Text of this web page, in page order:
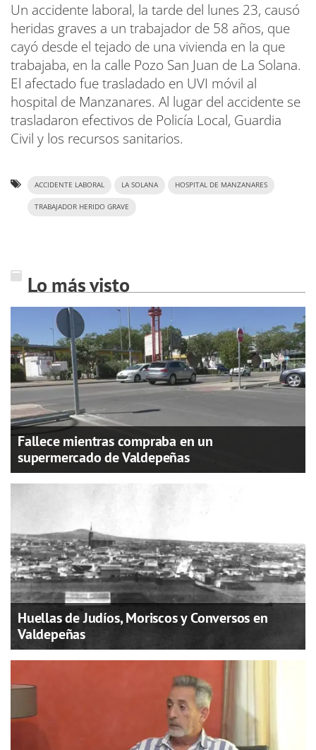
Un accidente laboral, la tarde del lunes 23, causó
heridas graves a un trabajador de 58 años, que
cayó desde el tejado de una vivienda en la que
trabajaba, en la calle Pozo San Juan de La Solana.
El afectado fue trasladado en UVI móvil al
hospital de Manzanares. Al lugar del accidente se
trasladaron efectivos de Policía Local, Guardia
Civil y los recursos sanitarios.
ACCIDENTE LABORAL LA SOLANA HOSPITAL DE MANZANARES
TRABAJADOR HERIDO GRAVE
Lo más visto
Fallece mientras compraba en un
supermercado de Valdepeñas
Huellas de Judíos, Moriscos y Conversos en
Valdepeñas